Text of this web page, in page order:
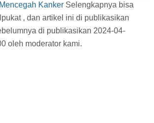
Kanker Selengkapnya bisa
, dan artikel ini di publikasikan
di publikasikan 2024-04-
oleh moderator kami.